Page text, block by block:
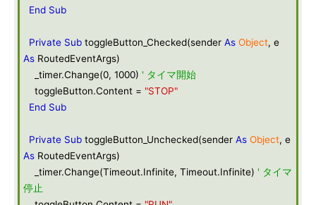
End Sub
Private Sub toggleButton_Checked(sender As Object, e
As RoutedEventArgs)
_timer.Change(0, 1000) ' タイマ開始
toggleButton.Content = "STOP"
End Sub
Private Sub toggleButton_Unchecked(sender As Object, e
As RoutedEventArgs)
_timer.Change(Timeout.Infinite, Timeout.Infinite) ' タイマ
停止